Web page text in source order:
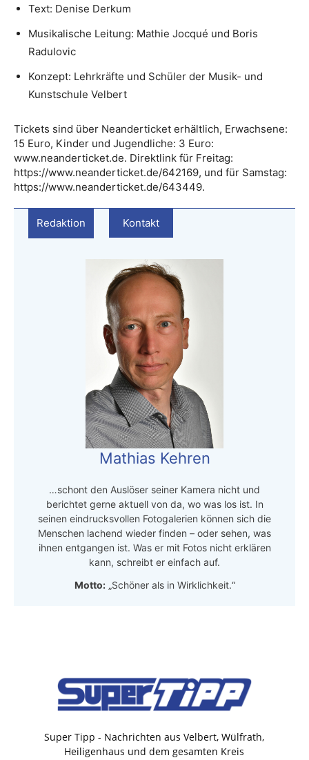
Text: Denise Derkum
Musikalische Leitung: Mathie Jocqué und Boris
Radulovic
Konzept: Lehrkräfte und Schüler der Musik- und
Kunstschule Velbert
Tickets sind über Neanderticket erhältlich, Erwachsene:
15 Euro, Kinder und Jugendliche: 3 Euro:
www.neanderticket.de. Direktlink für Freitag:
https://www.neanderticket.de/642169, und für Samstag:
https://www.neanderticket.de/643449.
Redaktion Kontakt
Mathias Kehren
…schont den Auslöser seiner Kamera nicht und
berichtet gerne aktuell von da, wo was los ist. In
seinen eindrucksvollen Fotogalerien können sich die
Menschen lachend wieder finden – oder sehen, was
ihnen entgangen ist. Was er mit Fotos nicht erklären
kann, schreibt er einfach auf.
Motto:„Schöner als in Wirklichkeit.“
Super Tipp - Nachrichten aus Velbert, Wülfrath,
Heiligenhaus und dem gesamten Kreis